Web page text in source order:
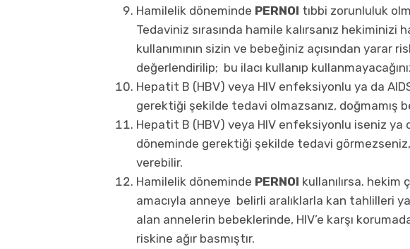
Hamilelik döneminde PERNOI tıbbi zorunluluk
Tedaviniz sırasında hamile kalırsanız hekiminizi
kullanımının sizin ve bebeğiniz açısından yarar
değerlendirilip; bu ilacı kullanıp
Hepatit B (HBV) veya HIV enfeksiyonlu ya da
gerektiği şekilde tedavi olmazsanız, doğmamış
Hepatit B (HBV) veya HIV enfeksiyonlu iseniz ya
döneminde gerektiği şekilde tedavi
verebilir.
Hamilelik döneminde PERNOI kullanılırsa.
amacıyla anneye belirli aralıklarla kan tahlilleri
alan annelerin bebeklerinde, HIV’e karşı
riskine ağır basmıştır.